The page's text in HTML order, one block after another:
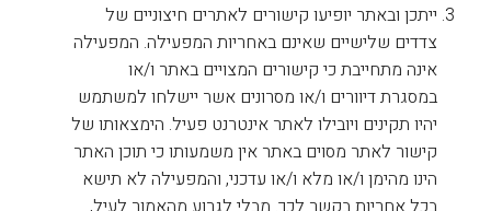
ייתכן ובאתר יופיעו קישורים לאתרים חיצוניים של
צדדים שלישיים שאינם באחריות המפעילה. המפעילה
אינה מתחייבת כי קישורים המצויים באתר ו/או
במסגרת דיוורים ו/או מסרונים אשר יישלחו למשתמש
יהיו תקינים ויובילו לאתר אינטרנט פעיל. הימצאותו של
קישור לאתר מסוים באתר אין משמעותו כי תוכן האתר
הינו מהימן ו/או מלא ו/או עדכני, והמפעילה לא תישא